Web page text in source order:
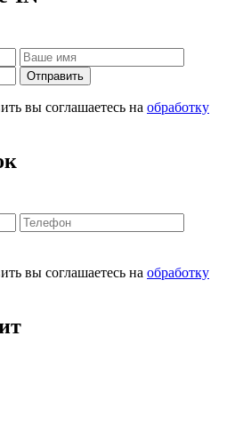
Отправить
вы соглашаетесь на обработку
вы соглашаетесь на обработку